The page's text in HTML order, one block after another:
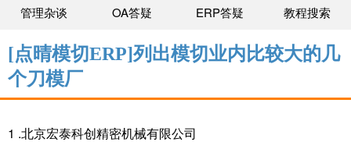
管理杂谈 OA答疑 ERP答疑 教程搜索
[点晴模切ERP]列出模切业内比较大的几
个刀模厂
1 .北京宏泰科创精密机械有限公司